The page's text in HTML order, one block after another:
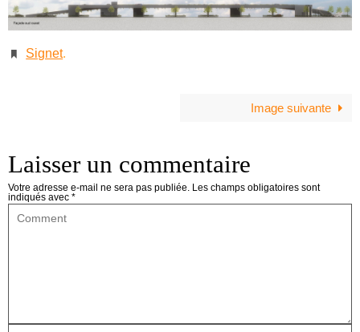
Signet.
Image suivante
Laisser un commentaire
Votre adresse e-mail ne sera pas publiée. Les champs obligatoires sont
indiqués avec *